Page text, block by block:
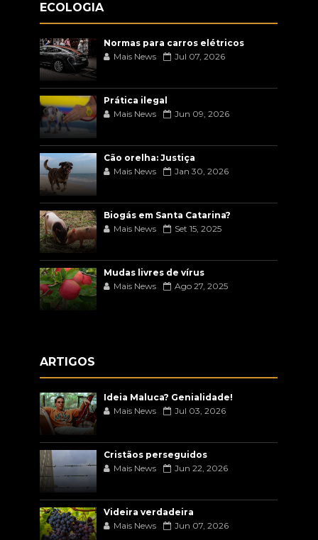
ECOLOGIA
Normas para carros elétricos
Mais News
Jul 07, 2026
Prática ilegal
Mais News
Jun 09, 2026
Cão orelha: Justiça
Mais News
Jan 30, 2026
Biogás em Santa Catarina?
Mais News
Set 15, 2025
Mudas livres de vírus
Mais News
Ago 27, 2025
ARTIGOS
Ideia Maluca? Genialidade!
Mais News
Jul 03, 2026
Cristãos perseguidos
Mais News
Jun 22, 2026
Videira verdadeira
Mais News
Jun 07, 2026